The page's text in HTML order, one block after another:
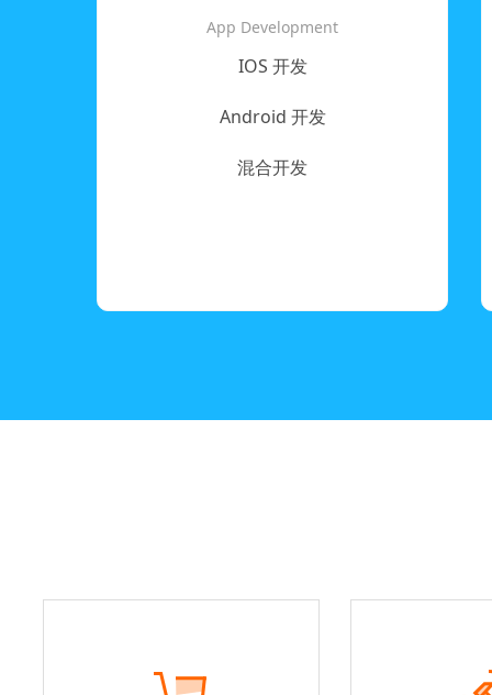
App Development
IOS 开发
Android 开发
混合开发